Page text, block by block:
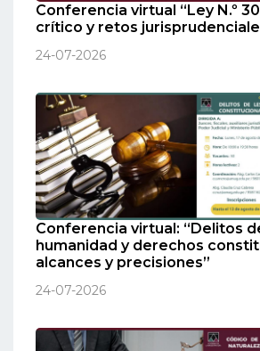
Conferencia virtual “Ley N.º
crítico y retos
24-07-2026
Conferencia virtual: “Delitos
humanidad y derechos
alcances y precisiones”
24-07-2026